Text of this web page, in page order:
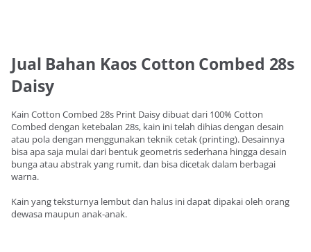
Jual Bahan Kaos Cotton Combed 28s
Daisy
Kain Cotton Combed 28s Print Daisy dibuat dari 100% Cotton
Combed dengan ketebalan 28s, kain ini telah dihias dengan desain
atau pola dengan menggunakan teknik cetak (printing). Desainnya
bisa apa saja mulai dari bentuk geometris sederhana hingga desain
bunga atau abstrak yang rumit, dan bisa dicetak dalam berbagai
warna.
Kain yang teksturnya lembut dan halus ini dapat dipakai oleh orang
dewasa maupun anak-anak.